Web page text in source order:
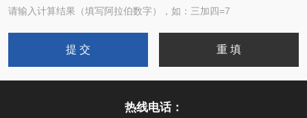
请输入计算结果（填写阿拉伯数字），如：三加四=7
热线电话：